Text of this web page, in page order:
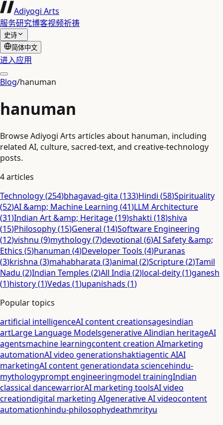
Adiyogi Arts
服务研究博客视频祈祷
史诗
简体中文
进入应用
Blog/hanuman
hanuman
Browse Adiyogi Arts articles about hanuman, including
related AI, culture, sacred-text, and creative-technology
posts.
4articles
Technology(254)bhagavad-gita (133)Hindi (58)Spirituality
(52)AI &amp; Machine Learning (41)LLM Architecture
(31)Indian Art &amp; Heritage(19)shakti (18)shiva
(15)Philosophy(15)General (14)Software Engineering
(12)vishnu (9)mythology(7)devotional (6)AI Safety &amp;
Ethics (5)hanuman (4)Developer Tools (4)Puranas
(3)krishna (3)mahabharata (3)animal (2)Scripture(2)Tamil
Nadu (2)Indian Temples (2)All India (2)local-deity(1)ganesh
(1)history(1)Vedas (1)upanishads (1)
Popular topics
artificial intelligenceAI content creationsagesindian
artLarge Language Modelsgenerative AIindian heritageAI
agentsmachine learningcontent creation AImarketing
automationAI video generationshaktiagentic AIAI
marketingAI content generationdata sciencehindu-
mythologyprompt engineeringmodel trainingIndian
classical dancewarriorAI marketing toolsAI video
creationdigital marketing AIgenerative AI videocontent
automationhindu-philosophydeathmrityu